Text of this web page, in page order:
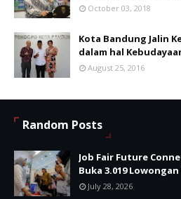
October 03, 2018
Kota Bandung Jalin
dalam hal
August 25, 2016
Random Posts
Job Fair Future
Buka 3.019
July 28, 2026